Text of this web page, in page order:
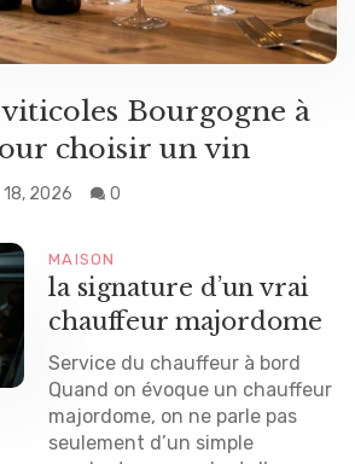
Bourgogne à
choisir un vin
18, 2026 0
MAISON
la signature d’un vrai
chauffeur majordome
Service du chauffeur à bord
Quand on évoque un chauffeur
majordome, on ne parle pas
seulement d’un simple